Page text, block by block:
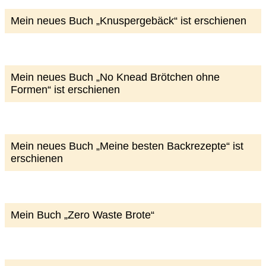
Mein neues Buch „Knuspergebäck“ ist erschienen
Mein neues Buch „No Knead Brötchen ohne
Formen“ ist erschienen
Mein neues Buch „Meine besten Backrezepte“ ist
erschienen
Mein Buch „Zero Waste Brote“